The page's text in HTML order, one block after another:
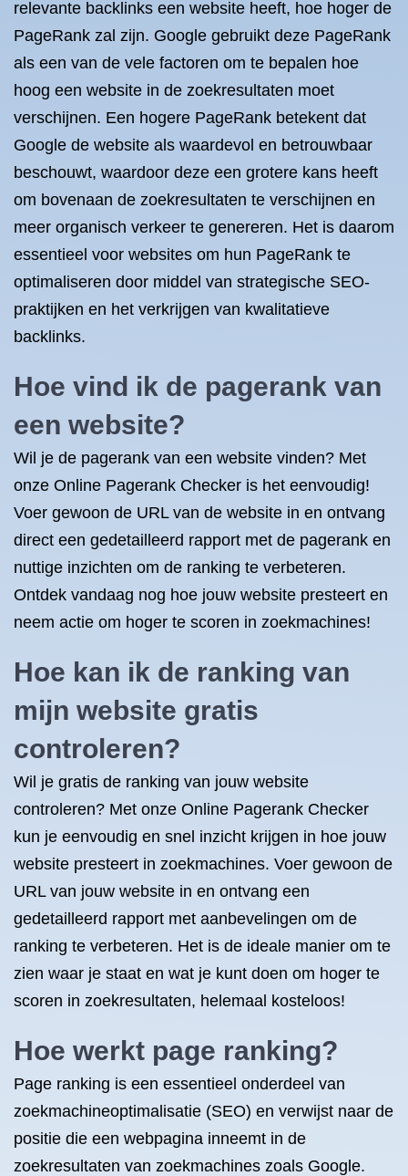
relevante backlinks een website heeft, hoe hoger de
PageRank zal zijn. Google gebruikt deze PageRank
als een van de vele factoren om te bepalen hoe
hoog een website in de zoekresultaten moet
verschijnen. Een hogere PageRank betekent dat
Google de website als waardevol en betrouwbaar
beschouwt, waardoor deze een grotere kans heeft
om bovenaan de zoekresultaten te verschijnen en
meer organisch verkeer te genereren. Het is daarom
essentieel voor websites om hun PageRank te
optimaliseren door middel van strategische SEO-
praktijken en het verkrijgen van kwalitatieve
backlinks.
Hoe vind ik de pagerank van
een website?
Wil je de pagerank van een website vinden? Met
onze Online Pagerank Checker is het eenvoudig!
Voer gewoon de URL van de website in en ontvang
direct een gedetailleerd rapport met de pagerank en
nuttige inzichten om de ranking te verbeteren.
Ontdek vandaag nog hoe jouw website presteert en
neem actie om hoger te scoren in zoekmachines!
Hoe kan ik de ranking van
mijn website gratis
controleren?
Wil je gratis de ranking van jouw website
controleren? Met onze Online Pagerank Checker
kun je eenvoudig en snel inzicht krijgen in hoe jouw
website presteert in zoekmachines. Voer gewoon de
URL van jouw website in en ontvang een
gedetailleerd rapport met aanbevelingen om de
ranking te verbeteren. Het is de ideale manier om te
zien waar je staat en wat je kunt doen om hoger te
scoren in zoekresultaten, helemaal kosteloos!
Hoe werkt page ranking?
Page ranking is een essentieel onderdeel van
zoekmachineoptimalisatie (SEO) en verwijst naar de
positie die een webpagina inneemt in de
zoekresultaten van zoekmachines zoals Google.